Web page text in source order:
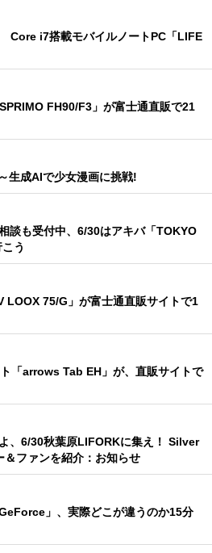
Core i7搭載モバイルノートPC「LIFE
FH90/F3」が富士通直販で21
生成AIで少女漫画に挑戦!
談も受付中、6/30はアキバ「TOKYO
う
LOOX 75/G」が富士通直販サイトで1
「arrows Tab EH」が、直販サイトで
、6/30秋葉原LIFORKに集え！ Silver
ファンを紹介：お知らせ
」、実際どこが違うのか15分